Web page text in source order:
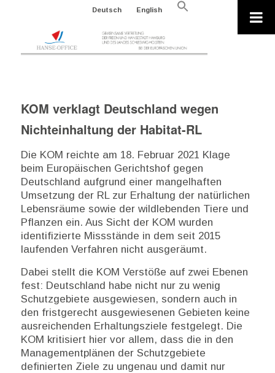
Deutsch English
Search
KOM verklagt Deutschland wegen
Nichteinhaltung der Habitat-RL
Die KOM reichte am 18. Februar 2021 Klage
beim Europäischen Gerichtshof gegen
Deutschland aufgrund einer mangelhaften
Umsetzung der RL zur Erhaltung der natürlichen
Lebensräume sowie der wildlebenden Tiere und
Pflanzen ein. Aus Sicht der KOM wurden
identifizierte Missstände in dem seit 2015
laufenden Verfahren nicht ausgeräumt.
Dabei stellt die KOM Verstöße auf zwei Ebenen
fest: Deutschland habe nicht nur zu wenig
Schutzgebiete ausgewiesen, sondern auch in
den fristgerecht ausgewiesenen Gebieten keine
ausreichenden Erhaltungsziele festgelegt. Die
KOM kritisiert hier vor allem, dass die in den
Managementplänen der Schutzgebiete
definierten Ziele zu ungenau und damit nur